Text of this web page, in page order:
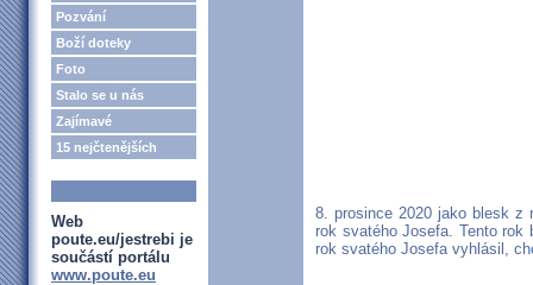
Pozvání
Boží doteky
Foto
Stalo se u nás
Zajímavé
15 nejčtenějších
Web
poute.eu/jestrebi je
součástí portálu
www.poute.eu
8. prosince 2020 jako blesk z
rok svatého Josefa. Tento
rok svatého Josefa vyhlásil,